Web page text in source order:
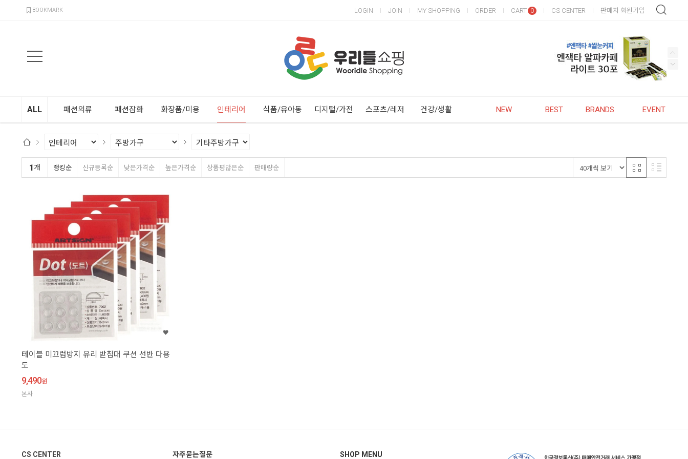
BOOKMARK LOGIN JOIN MY SHOPPING ORDER CART 0 CS CENTER 판매자 회원가입
ALL 패션의류 패션잡화 화장품/미용 인테리어 식품/유아동 디지털/가전 스포츠/레저 건강/생활 NEW BEST BRANDS EVENT
1개 랭킹순 신규등록순 낮은가격순 높은가격순 상품평많은순 판매량순
테이블 미끄럼방지 유리 받침대 쿠션 선반 다용
도
9,490원
본사
CS CENTER 자주묻는질문 SHOP MENU